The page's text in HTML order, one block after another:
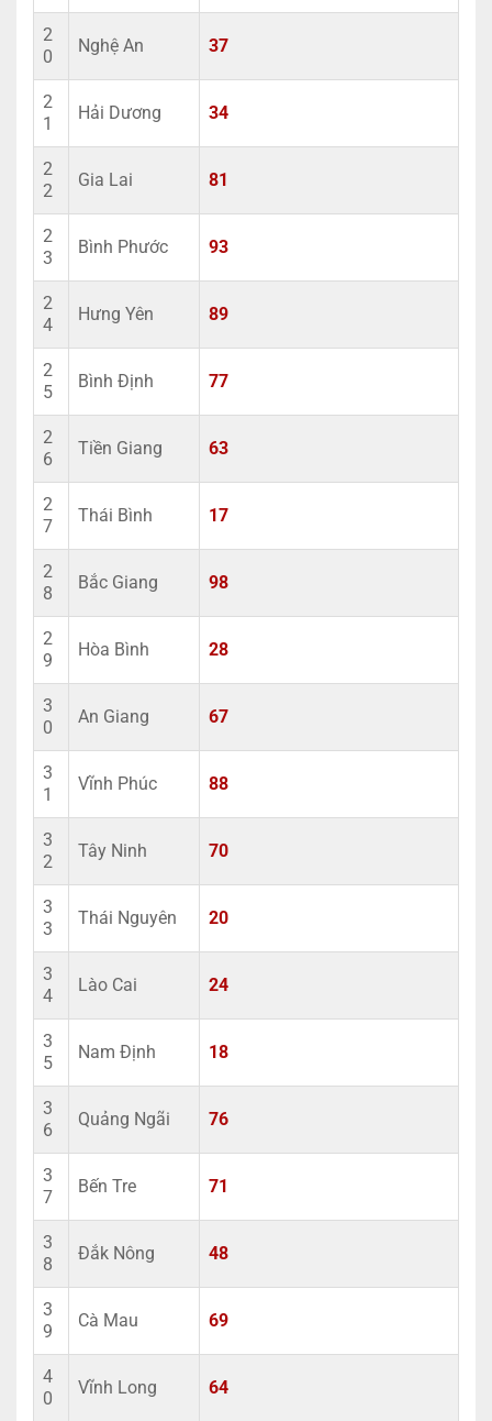
2
0
Nghệ An 37
2
1
Hải Dương 34
2
2
Gia Lai 81
2
3
Bình Phước 93
2
4
Hưng Yên 89
2
5
Bình Định 77
2
6
Tiền Giang 63
2
7
Thái Bình 17
2
8
Bắc Giang 98
2
9
Hòa Bình 28
3
0
An Giang 67
3
1
Vĩnh Phúc 88
3
2
Tây Ninh 70
3
3
Thái Nguyên 20
3
4
Lào Cai 24
3
5
Nam Định 18
3
6
Quảng Ngãi 76
3
7
Bến Tre 71
3
8
Đắk Nông 48
3
9
Cà Mau 69
4
0
Vĩnh Long 64